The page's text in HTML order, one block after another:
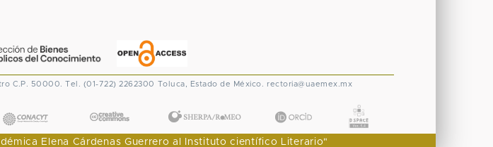
C.P. 50000. Tel. (01-722) 2262300 Toluca, Estado de México. rectoria@uaemex.mx
Elena Cárdenas Guerrero al Instituto científico Literario"